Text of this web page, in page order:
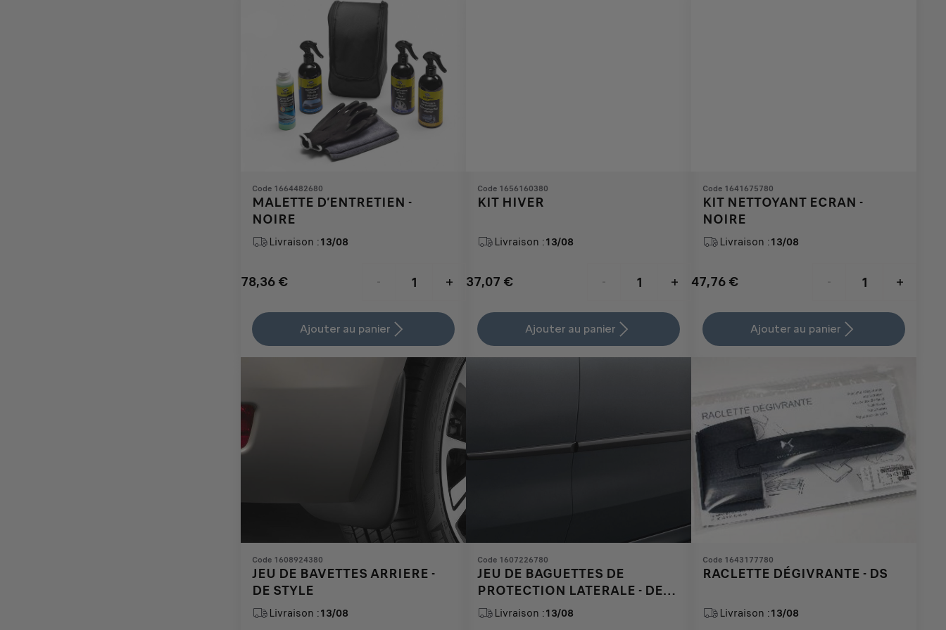
Code 1664482680
MALETTE D’ENTRETIEN -
NOIRE
Livraison :13/08
78,36€
Price
78,36
€
-
+
Quantity
updated
1
Ajouter au panier
Code 1656160380
KIT HIVER
Livraison :13/08
37,07 €
Price
37,07
€
-
+
Quantity
updated
1
Ajouter au panier
Code 1641675780
KIT NETTOYANT ECRAN -
NOIRE
Livraison :13/08
47,76€
Price
47,76
-
+
Quantity
updated
Ajouter au panier
Code 1608924380
JEU DE BAVETTES ARRIERE -
DE STYLE
Livraison :13/08
Code 1607226780
JEU DE BAGUETTES DE
PROTECTION LATERALE - DE
PORTES AVANT ET ARRIERE
Livraison :13/08
Code 1643177780
RACLETTE DÉGIVRANTE - DS
Livraison :13/08